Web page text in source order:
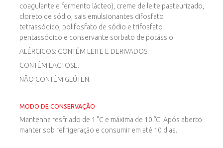
coagulante e fermento lácteo), creme de leite pasteurizado,
cloreto de sódio, sais emulsionantes difosfato
tetrassódico, polifosfato de sódio e trifosfato
pentassódico e conservante sorbato de potássio.
ALÉRGICOS: CONTÉM LEITE E DERIVADOS.
CONTÉM LACTOSE.
NÃO CONTÉM GLÚTEN.
MODO DE CONSERVAÇÃO
Mantenha resfriado de 1 °C e máxima de 10 °C. Após aberto
manter sob refrigeração e consumir em até 10 dias.